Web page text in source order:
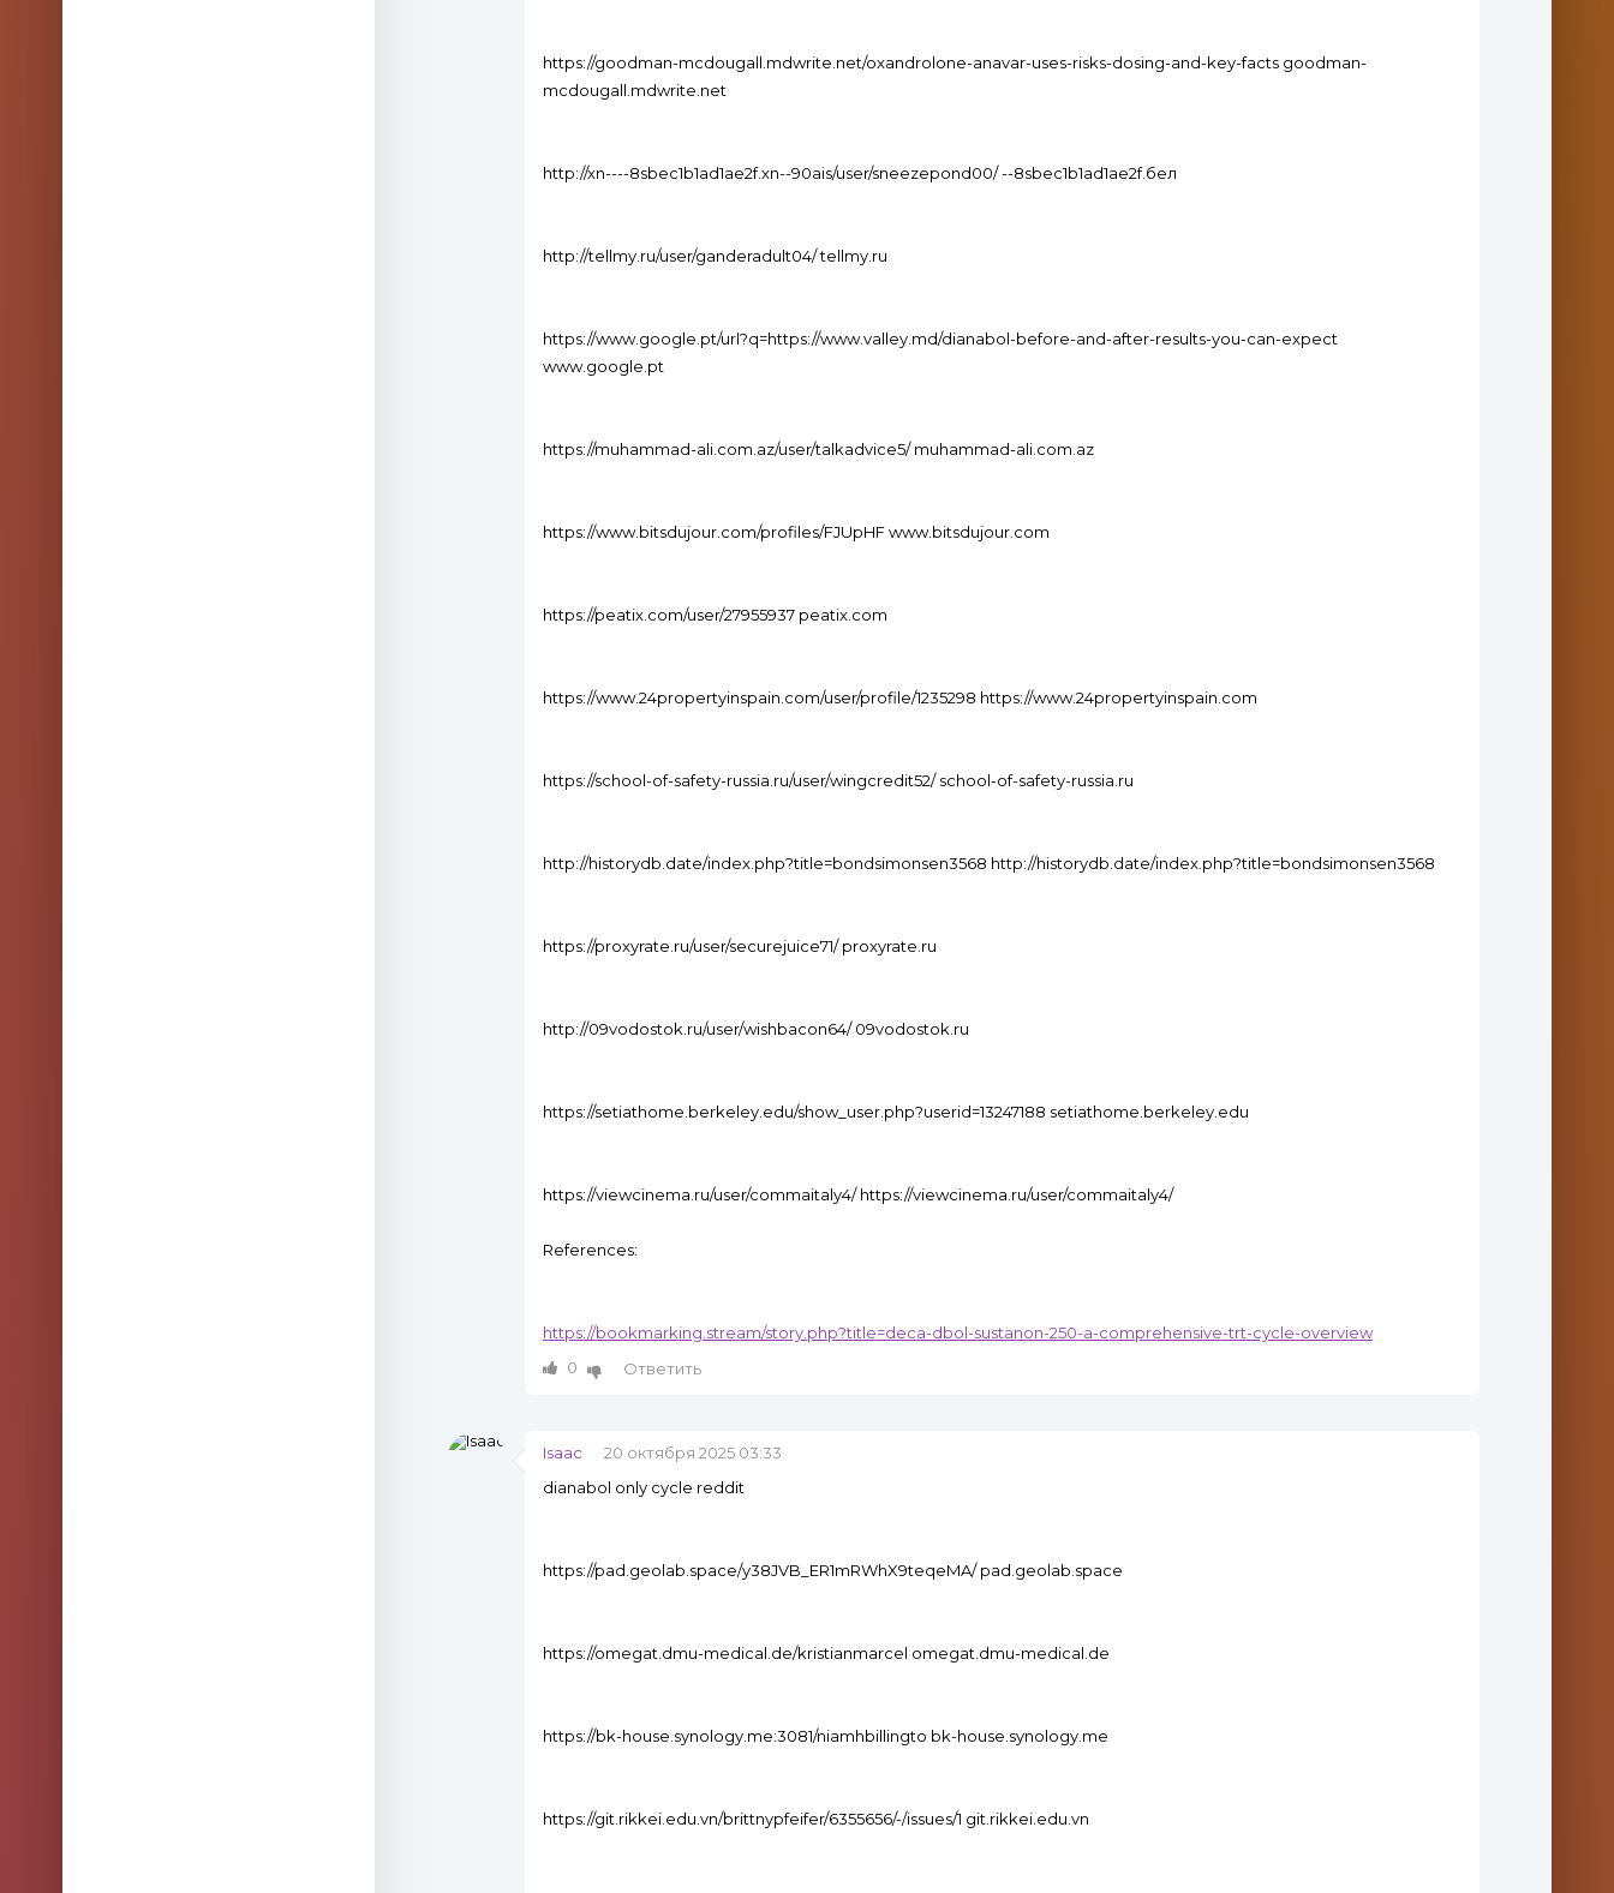
https://goodman-mcdougall.mdwrite.net/oxandrolone-anavar-uses-risks-dosing-and-key-facts goodman-
mcdougall.mdwrite.net
http://xn----8sbec1b1ad1ae2f.xn--90ais/user/sneezepond00/ --8sbec1b1ad1ae2f.бел
http://tellmy.ru/user/ganderadult04/ tellmy.ru
https://www.google.pt/url?q=https://www.valley.md/dianabol-before-and-after-results-you-can-expect
www.google.pt
https://muhammad-ali.com.az/user/talkadvice5/ muhammad-ali.com.az
https://www.bitsdujour.com/profiles/FJUpHF www.bitsdujour.com
https://peatix.com/user/27955937 peatix.com
https://www.24propertyinspain.com/user/profile/1235298 https://www.24propertyinspain.com
https://school-of-safety-russia.ru/user/wingcredit52/ school-of-safety-russia.ru
http://historydb.date/index.php?title=bondsimonsen3568 http://historydb.date/index.php?title=bondsimonsen3568
https://proxyrate.ru/user/securejuice71/ proxyrate.ru
http://09vodostok.ru/user/wishbacon64/ 09vodostok.ru
https://setiathome.berkeley.edu/show_user.php?userid=13247188 setiathome.berkeley.edu
https://viewcinema.ru/user/commaitaly4/ https://viewcinema.ru/user/commaitaly4/
References:
https://bookmarking.stream/story.php?title=deca-dbol-sustanon-250-a-comprehensive-trt-cycle-overview
0
Ответить
Isaac
20 октября 2025 03:33
dianabol only cycle reddit
https://pad.geolab.space/y38JVB_ER1mRWhX9teqeMA/ pad.geolab.space
https://omegat.dmu-medical.de/kristianmarcel omegat.dmu-medical.de
https://bk-house.synology.me:3081/niamhbillingto bk-house.synology.me
https://git.rikkei.edu.vn/brittnypfeifer/6355656/-/issues/1 git.rikkei.edu.vn